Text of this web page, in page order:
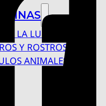
LA LUPA
Y ROSTROS
ANIMALES